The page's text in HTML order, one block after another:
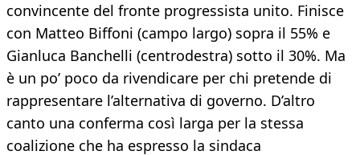
convincente del fronte progressista unito. Finisce
con Matteo Biffoni (campo largo) sopra il 55% e
Gianluca Banchelli (centrodestra) sotto il 30%. Ma
è un po’ poco da rivendicare per chi pretende di
rappresentare l’alternativa di governo. D’altro
canto una conferma così larga per la stessa
coalizione che ha espresso la sindaca